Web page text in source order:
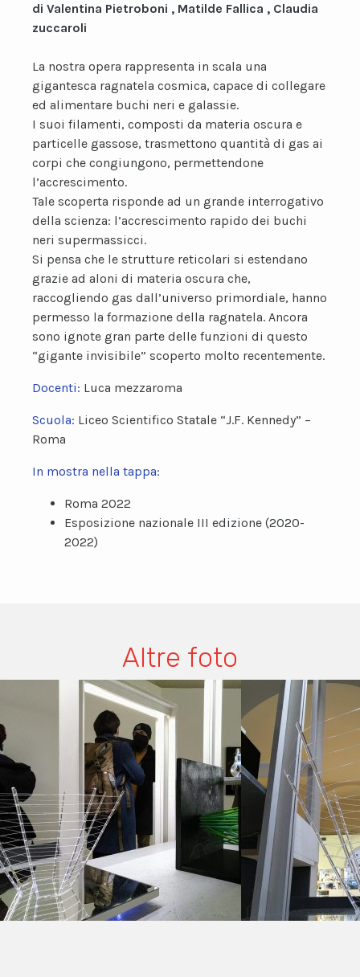
di Valentina Pietroboni , Matilde Fallica , Claudia
zuccaroli
La nostra opera rappresenta in scala una
gigantesca ragnatela cosmica, capace di collegare
ed alimentare buchi neri e galassie.
I suoi filamenti, composti da materia oscura e
particelle gassose, trasmettono quantità di gas ai
corpi che congiungono, permettendone
l’accrescimento.
Tale scoperta risponde ad un grande interrogativo
della scienza: l’accrescimento rapido dei buchi
neri supermassicci.
Si pensa che le strutture reticolari si estendano
grazie ad aloni di materia oscura che,
raccogliendo gas dall’universo primordiale, hanno
permesso la formazione della ragnatela. Ancora
sono ignote gran parte delle funzioni di questo
“gigante invisibile” scoperto molto recentemente.
Docenti: Luca mezzaroma
Scuola: Liceo Scientifico Statale “J.F. Kennedy” –
Roma
In mostra nella tappa:
Roma 2022
Esposizione nazionale III edizione (2020-
2022)
Altre foto